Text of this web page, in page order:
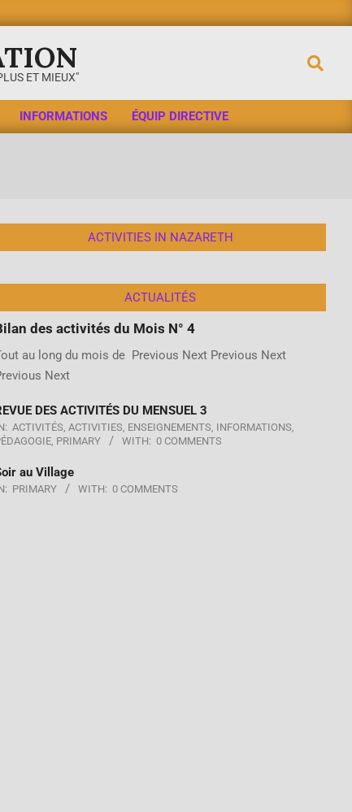
ET MIEUX"
INFORMATIONS ÉQUIP DIRECTIVE
ACTIVITIES IN NAZARETH
ACTUALITÉS
des activités du Mois N° 4
au long du mois de Previous Next Previous Next
Next
DES ACTIVITÉS DU MENSUEL 3
ACTIVITÉS, ACTIVITIES, ENSEIGNEMENTS, INFORMATIONS,
, PRIMARY WITH: 0 COMMENTS
au Village
PRIMARY WITH: 0 COMMENTS